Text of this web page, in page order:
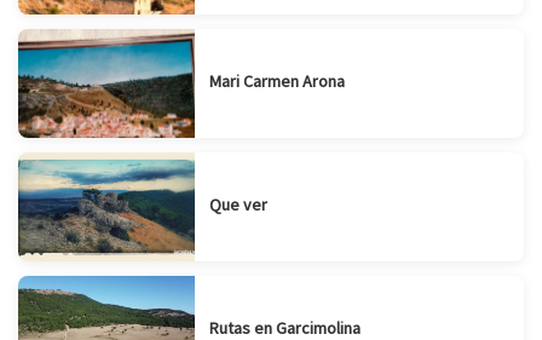
Mari Carmen Arona
Que ver
Rutas en Garcimolina